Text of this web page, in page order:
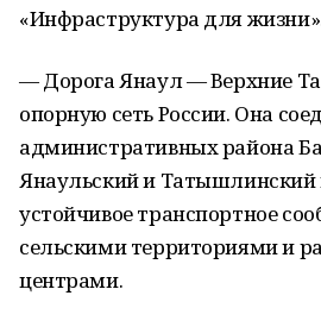
«Инфраструктура для
— Дорога Янаул — Верхние
опорную сеть России. Она
административных района
Янаульский и Татышлинский
устойчивое транспортное
сельскими территориями и
центрами.